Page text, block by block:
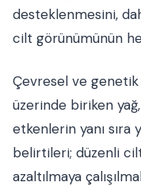
desteklenmesini,
cilt görünümünün
Çevresel ve
üzerinde biriken
etkenlerin yanı
belirtileri; düzenli cilt
azaltılmaya